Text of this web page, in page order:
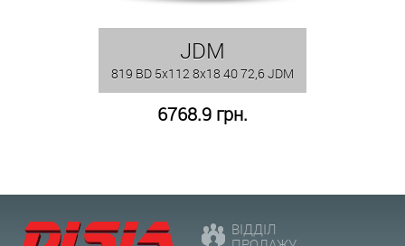
JDM
819 BD 5x112 8x18 40 72,6 JDM
6768.9 грн.
ВІДДІЛ